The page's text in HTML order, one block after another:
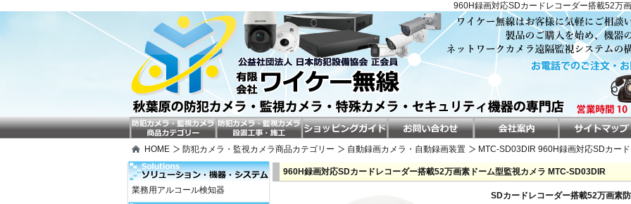
960H録画対応SDカードレコーダー搭載52万
HOME 防犯カメラ・監視カメラ商品カテゴリー 自動録画カメラ・自動録画装置 MTC-SD03DIR 960H録画対応SDカー
960H録画対応SDカードレコーダー搭載52万画素ドーム型監視カメラ MTC-SD03DIR
SDカードレコーダー搭載52万画素
業務用アルコール検知器